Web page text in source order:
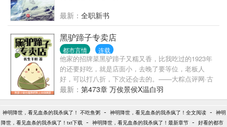
最新： 全职新书
黑驴蹄子专卖店
都市言情 连载
他家的招牌菜黑驴蹄子又糯又香，比我吃过的1923年
的还要好吃，就是店面小，去晚了要等位，老板人
好，可以打八折，下次还会去的。——大粽点评网·古
墓圈第一美食点评网站温白羽是个开小饭馆的老板，
只想安安静静的开饭馆，没想到一到晚上，跑来吃饭
的客人全是奇葩。黑驴蹄子、还魂汤什么时候成了自
家的招牌菜了，温白羽怎么不知道！客人不止神经兮
最新： 第473章 万俟景侯X温白羽
神明降世，看见血条的我杀疯了！ 不吃鱼粥 - 神明降世，看见血条的我杀疯了！全文阅读 - 神明
降世，看见血条的我杀疯了！txt下载 - 神明降世，看见血条的我杀疯了！最新章节 - 好看的都市